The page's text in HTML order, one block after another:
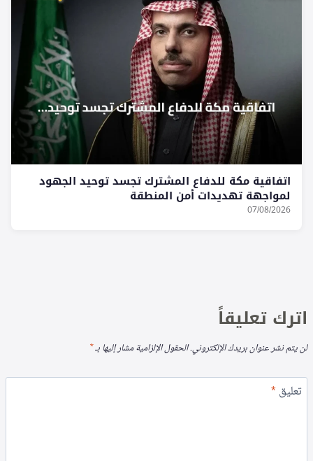
اتفاقية مكة للدفاع المشترك تجسد توحيد الجهود
لمواجهة تهديدات أمن المنطقة
07/08/2026
اترك تعليقاً
لن يتم نشر عنوان بريدك الإلكتروني.الحقول الإلزامية مشار إليها بـ*
تعليق*